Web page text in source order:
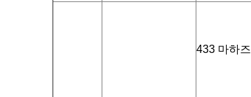
433 마하즈